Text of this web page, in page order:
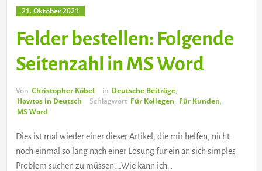
21. Oktober 2021
Felder bestellen: Folgende
Seitenzahl in MS Word
Von Christopher Köbel in Deutsche Beiträge,
Howtos in Deutsch
Schlagwort Für Kollegen, Für Kunden,
MS Word
Dies ist mal wieder einer dieser Artikel, die mir helfen, nicht
noch einmal so lang nach einer Lösung für ein an sich simples
Problem suchen zu müssen: „Wie kann ich…